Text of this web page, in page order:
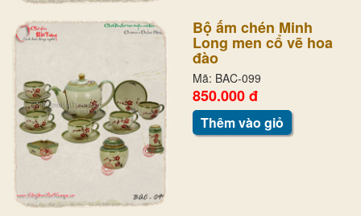
Bộ ấm chén Minh
Long men cổ vẽ hoa
đào
Mã: BAC-099
850.000 đ
Thêm vào giỏ